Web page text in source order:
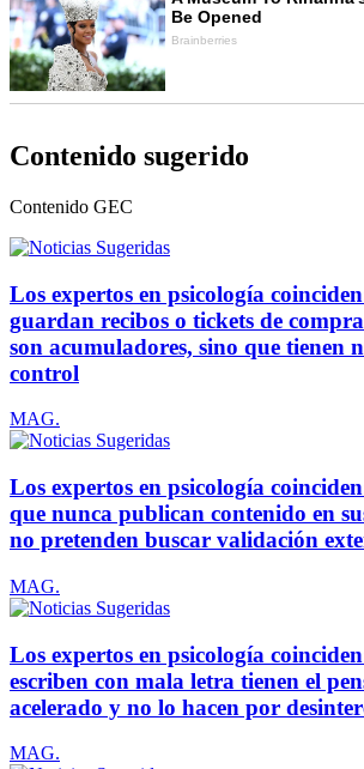
Contenido sugerido
Contenido GEC
Los expertos en psicología
guardan recibos o tickets de
son acumuladores, sino que tienen
control
MAG.
Los expertos en psicología
que nunca publican contenido en
no pretenden buscar validación
MAG.
Los expertos en psicología
escriben con mala letra tienen el
acelerado y no lo hacen por
MAG.